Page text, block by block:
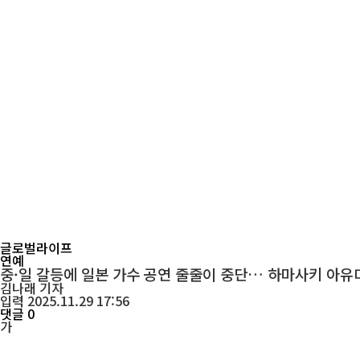
글로벌라이프
연예
중·일 갈등에 일본 가수 공연 줄줄이 중단… 하마사키 아유
김나래 기자
입력 2025.11.29 17:56
댓글 0
가